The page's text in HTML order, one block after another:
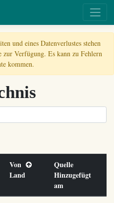
und eines Datenverlustes stehen
Verfügung. Es kann zu Fehlern
kommen.
Von
Land
Quelle
Hinzugefügt
am